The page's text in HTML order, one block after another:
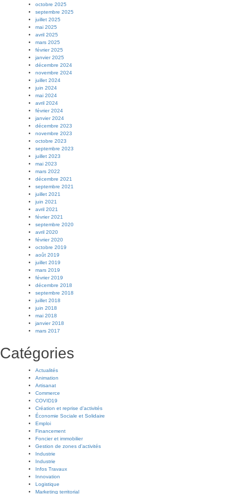
octobre 2025
septembre 2025
juillet 2025
mai 2025
avril 2025
mars 2025
février 2025
janvier 2025
décembre 2024
novembre 2024
juillet 2024
juin 2024
mai 2024
avril 2024
février 2024
janvier 2024
décembre 2023
novembre 2023
octobre 2023
septembre 2023
juillet 2023
mai 2023
mars 2022
décembre 2021
septembre 2021
juillet 2021
juin 2021
avril 2021
février 2021
septembre 2020
avril 2020
février 2020
octobre 2019
août 2019
juillet 2019
mars 2019
février 2019
décembre 2018
septembre 2018
juillet 2018
juin 2018
mai 2018
janvier 2018
mars 2017
Catégories
Actualités
Animation
Artisanat
Commerce
COVID19
Création et reprise d'activités
Économie Sociale et Solidaire
Emploi
Financement
Foncier et immobilier
Gestion de zones d'activités
Industrie
Industrie
Infos Travaux
Innovation
Logistique
Marketing territorial